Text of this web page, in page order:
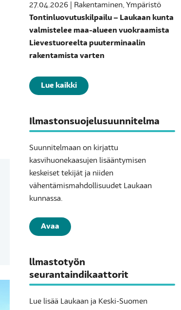
27.04.2026 | Rakentaminen, Ympäristö
Tontinluovutuskilpailu – Laukaan kunta
valmistelee maa-alueen vuokraamista
Lievestuoreelta puuterminaalin
rakentamista varten
Lue kaikki
Ilmastonsuojelusuunnitelma
Suunnitelmaan on kirjattu
kasvihuonekaasujen lisääntymisen
keskeiset tekijät ja niiden
vähentämismahdollisuudet Laukaan
kunnassa.
Avaa
llmastotyön
seurantaindikaattorit
Lue lisää Laukaan ja Keski-Suomen